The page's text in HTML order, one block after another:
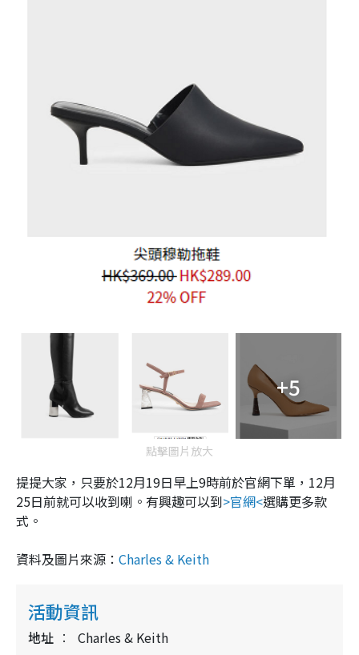
+5
點擊圖片放大
提提大家，只要於12月19日早上9時前於官網下單，12月
25日前就可以收到喇。有興趣可以到>官網<選購更多款
式。
資料及圖片來源： Charles & Keith
活動資訊
地址 Charles & Keith